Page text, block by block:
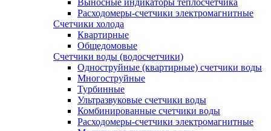
Выносные индикаторы теплосчетчика
Расходомеры-счетчики электромагнитные
Счетчики холода
Квартирные
Общедомовые
Счетчики воды (водосчетчики)
Одноструйные (квартирные) счетчики воды
Многоструйные
Турбинные
Ультразвуковые счетчики воды
Комбинированные счетчики воды
Расходомеры-счетчики электромагнитные